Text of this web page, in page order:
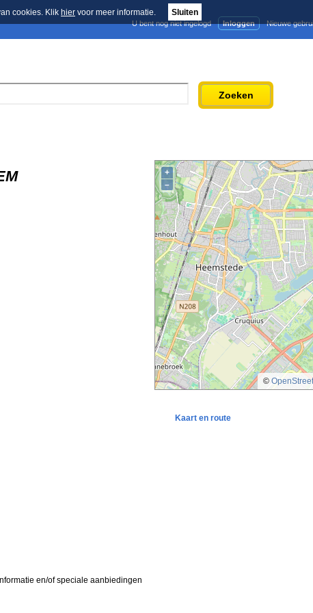
cookies. Klik hier voor meer informatie. Sluiten
Nieuwe
Inloggen
U bent nog niet ingelogd
Zoeken
en/of speciale aanbiedingen
+
–
©
Kaart en route